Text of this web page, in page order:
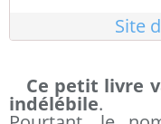
Site
Ce petit livre
indélébile.